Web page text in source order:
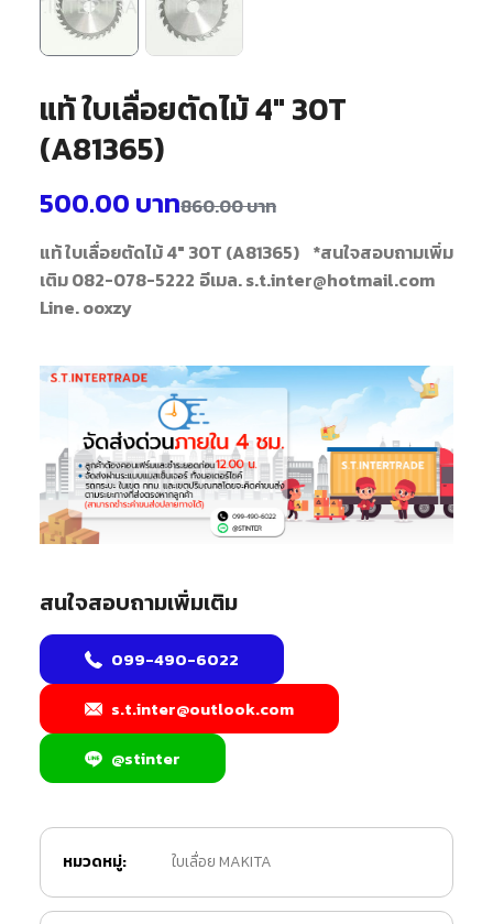
แท้ ใบเลื่อยตัดไม้ 4″ 30T
(A81365)
860.00บาท
500.00 บาท
แท้ ใบเลื่อยตัดไม้ 4" 30T (A81365) *สนใจสอบถามเพิ่ม
เติม 082-078-5222 อีเมล. s.t.inter@hotmail.com
Line. ooxzy
สนใจสอบถามเพิ่มเติม
099-490-6022
s.t.inter@outlook.com
@stinter
หมวดหมู่: ใบเลื่อย MAKITA